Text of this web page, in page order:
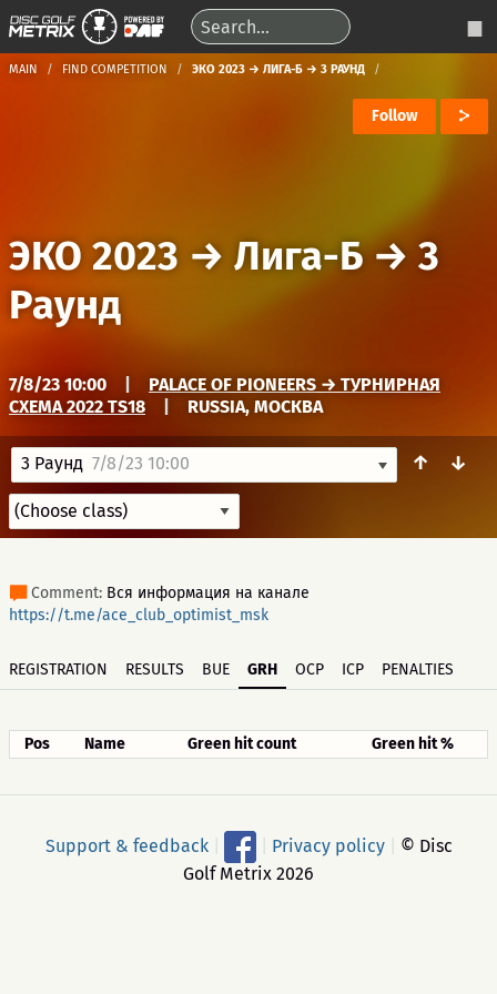
MAIN FIND COMPETITION ЭКО 2023 → ЛИГА-Б → 3 РАУНД
Follow
ЭКО 2023 → Лига-Б→ 3
Раунд
7/8/23 10:00
PALACE OF PIONEERS → ТУРНИРНАЯ
СХЕМА 2022 TS18
RUSSIA, МОСКВА
3 Раунд 7/8/23 10:00 ↑ ↓
Comment: Вся информация на канале
https://t.me/ace_club_optimist_msk
REGISTRATION RESULTS BUE GRH OCP ICP PENALTIES
Pos Name Green hit count Green hit %
Support & feedback Privacy policy
© Disc
Golf Metrix 2026